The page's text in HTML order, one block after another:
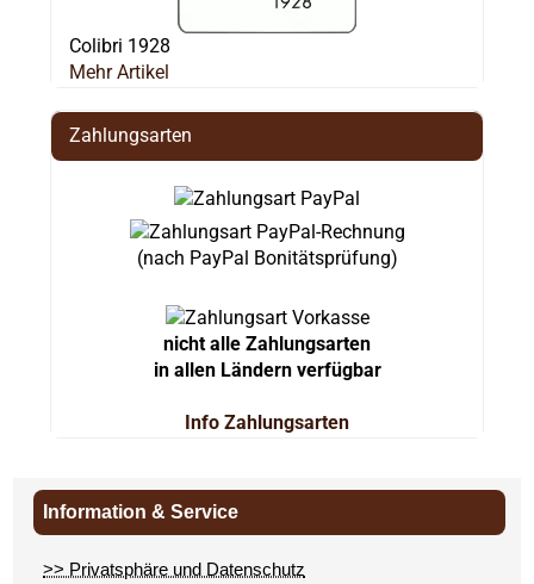
Colibri 1928
Mehr Artikel
Zahlungsarten
(nach PayPal Bonitätsprüfung)
nicht alle Zahlungsarten
in allen Ländern verfügbar
Info Zahlungsarten
Information & Service
>> Privatsphäre und Datenschutz